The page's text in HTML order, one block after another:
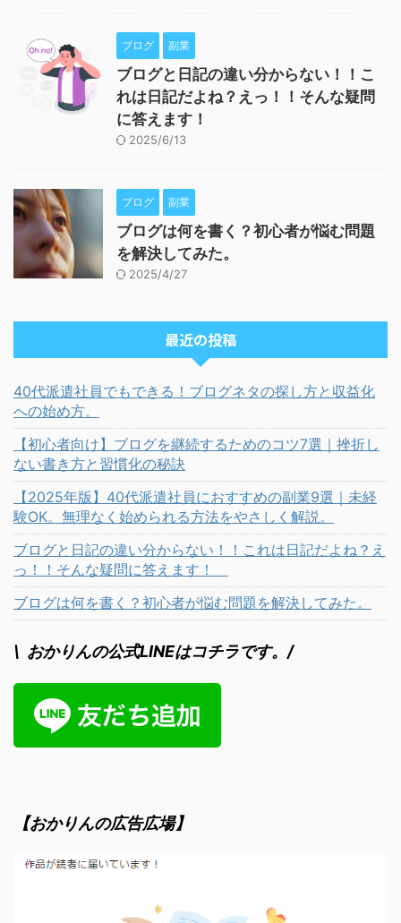
ブログ 副業
ブログと日記の違い分からない！！こ
れは日記だよね？えっ！！そんな疑問
に答えます！
2025/6/13
ブログ 副業
ブログは何を書く？初心者が悩む問題
を解決してみた。
2025/4/27
最近の投稿
40代派遣社員でもできる！ブログネタの探し方と収益化
への始め方。
【初心者向け】ブログを継続するためのコツ7選｜挫折し
ない書き方と習慣化の秘訣
【2025年版】40代派遣社員におすすめの副業9選｜未経
験OK。無理なく始められる方法をやさしく解説。
ブログと日記の違い分からない！！これは日記だよね？え
っ！！そんな疑問に答えます！
ブログは何を書く？初心者が悩む問題を解決してみた。
\ おかりんの公式LINEはコチラです。/
【おかりんの広告広場】